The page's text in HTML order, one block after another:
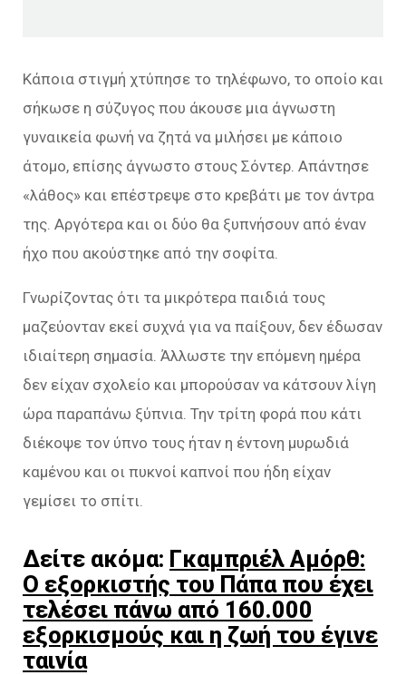
Κάποια στιγμή χτύπησε το τηλέφωνο, το οποίο και
σήκωσε η σύζυγος που άκουσε μια άγνωστη
γυναικεία φωνή να ζητά να μιλήσει με κάποιο
άτομο, επίσης άγνωστο στους Σόντερ. Απάντησε
«λάθος» και επέστρεψε στο κρεβάτι με τον άντρα
της. Αργότερα και οι δύο θα ξυπνήσουν από έναν
ήχο που ακούστηκε από την σοφίτα.
Γνωρίζοντας ότι τα μικρότερα παιδιά τους
μαζεύονταν εκεί συχνά για να παίξουν, δεν έδωσαν
ιδιαίτερη σημασία. Άλλωστε την επόμενη ημέρα
δεν είχαν σχολείο και μπορούσαν να κάτσουν λίγη
ώρα παραπάνω ξύπνια. Την τρίτη φορά που κάτι
διέκοψε τον ύπνο τους ήταν η έντονη μυρωδιά
καμένου και οι πυκνοί καπνοί που ήδη είχαν
γεμίσει το σπίτι.
Δείτε ακόμα: Γκαμπριέλ Αμόρθ:
Ο εξορκιστής του Πάπα που έχει
τελέσει πάνω από 160.000
εξορκισμούς και η ζωή του έγινε
ταινία